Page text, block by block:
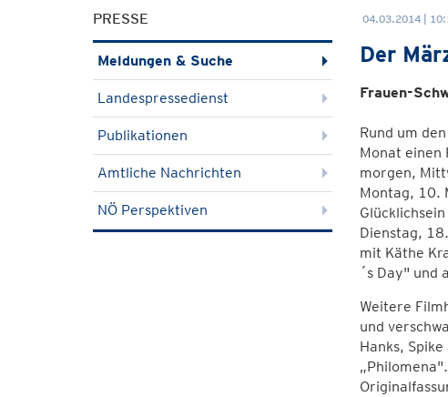
PRESSE
Meldungen & Suche
Landespressedienst
Publikationen
Amtliche Nachrichten
NÖ Perspektiven
04.03.2014 |
Der
Frauen-
Rund um
Monat einen
morgen,
Montag, 10.
Dienstag,
mit Käthe
´s Day" und
Weitere
und
Hanks,